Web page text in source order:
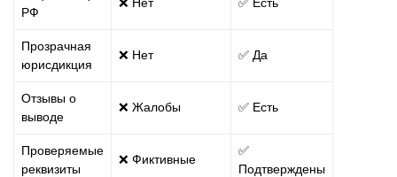
РФ
Прозрачная
юрисдикция
❌ Нет ✅ Да
Отзывы о
выводе
❌ Жалобы ✅ Есть
Проверяемые
реквизиты
❌ Фиктивные
✅
Подтверждены